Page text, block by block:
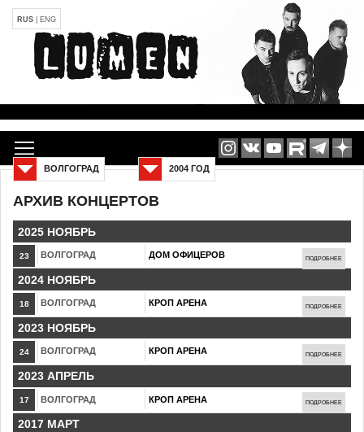
RUS ENG
АРХИВ КОНЦЕРТОВ
2004 ГОД
ВОЛГОГРАД
2025 НОЯБРЬ
23 ВОЛГОГРАД ДОМ ОФИЦЕРОВ ПОДРОБНЕЕ
2024 НОЯБРЬ
18 ВОЛГОГРАД КРОП АРЕНА ПОДРОБНЕЕ
2023 НОЯБРЬ
24 ВОЛГОГРАД КРОП АРЕНА ПОДРОБНЕЕ
2023 АПРЕЛЬ
17 ВОЛГОГРАД КРОП АРЕНА ПОДРОБНЕЕ
2017 МАРТ